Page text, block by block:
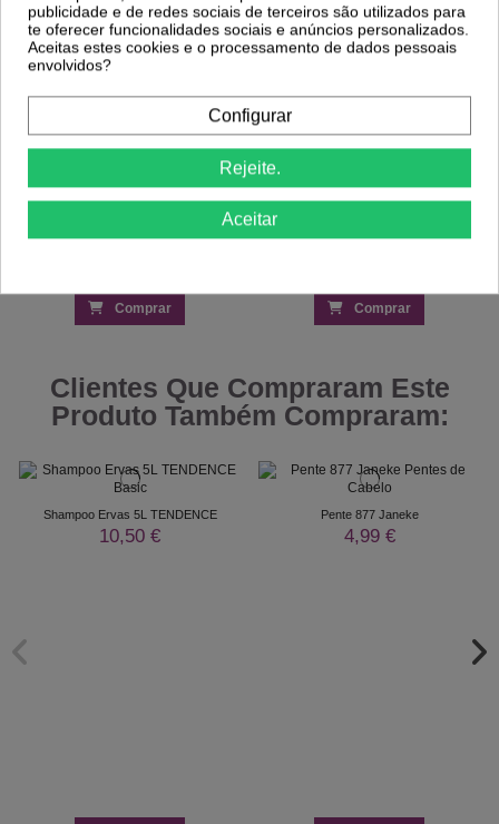
278,89 €
Comprar
307,44 €
Comprar
Clientes Que Compraram Este
Produto Também Compraram:
Shampoo Ervas 5L TENDENCE
10,50 €
Pente 877 Janeke
4,99 €
publicidade e de redes sociais de terceiros são utilizados para
te oferecer funcionalidades sociais e anúncios personalizados.
Aceitas estes cookies e o processamento de dados pessoais
envolvidos?
Configurar
Rejeite.
Aceitar